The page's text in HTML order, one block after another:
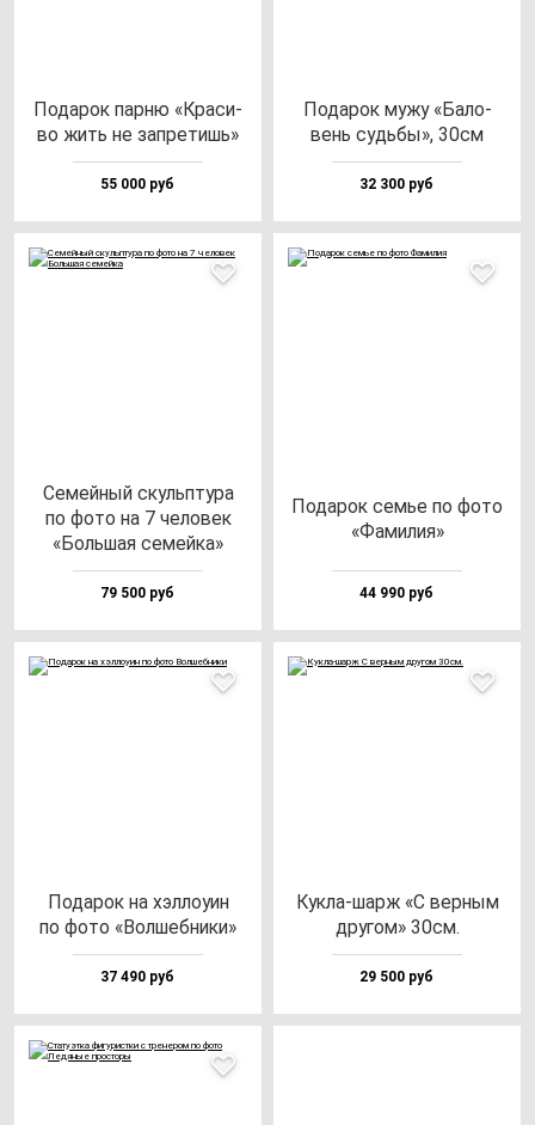
Пода­рок пар­ню «Кра­си­
во жить не зап­ре­тишь»
55 000 руб
Пода­рок му­жу «Бало­
вень судь­бы», 30см
32 300 руб
Семей­ный скуль­пту­ра
по фо­то на 7 че­ло­век
«Боль­шая се­мей­ка»
79 500 руб
Пода­рок семье по фо­то
«Фами­лия»
44 990 руб
Пода­рок на хэл­ло­уин
по фо­то «Вол­шеб­ни­ки»
37 490 руб
Кук­ла-шарж «С вер­ным
дру­гом» 30см.
29 500 руб